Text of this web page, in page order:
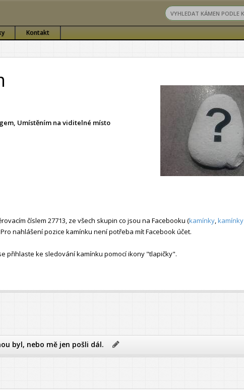
Kontakt
Umístěním na viditelné místo
číslem 27713, ze všech skupin co jsou na Facebooku (kamínky
nahlášení pozice kamínku není potřeba mít Facebook účet.
přihlaste ke sledování kamínku pomocí ikony "tlapičky".
byl, nebo mě jen pošli dál.